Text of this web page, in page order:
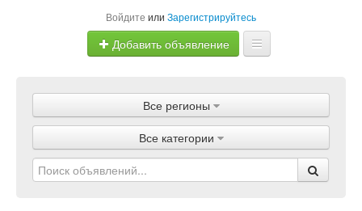
Войдите или Зарегистрируйтесь
Добавить объявление
Объявления
Магазины
Услуги
Все регионы
Все категории